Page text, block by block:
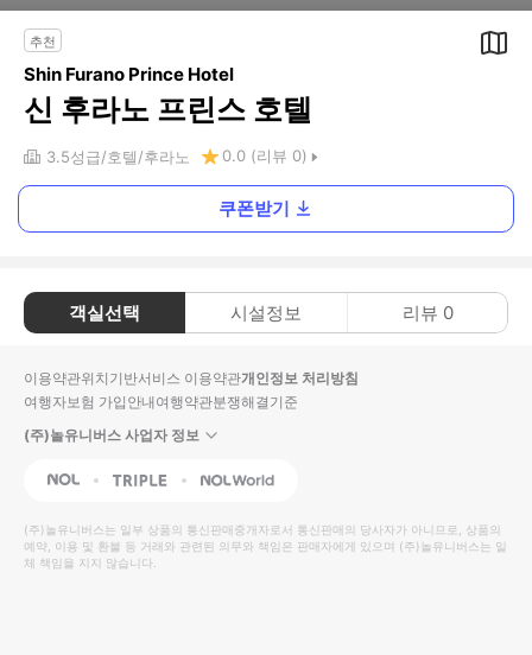
추천
Shin Furano Prince Hotel
신 후라노 프린스 호텔
3.5성급 호텔 후라노 0.0 (리뷰 0)
쿠폰받기
객실선택 시설정보 리뷰 0
이용약관위치기반서비스 이용약관개인정보 처리방침
여행자보험 가입안내여행약관분쟁해결기준
(주)놀유니버스 사업자 정보
NOL Triple Interpark Global
(주)놀유니버스는 일부 상품의 통신판매중개자로서 통신판매의 당사자가 아니므로, 상품의
예약, 이용 및 환불 등 거래와 관련된 의무와 책임은 판매자에게 있으며 (주)놀유니버스는 일
체 책임을 지지 않습니다.